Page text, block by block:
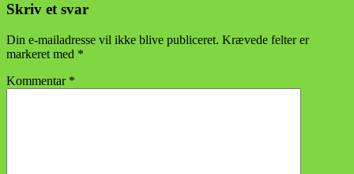
Skriv et svar
Din e-mailadresse vil ikke blive publiceret. Krævede felter er
markeret med *
Kommentar *